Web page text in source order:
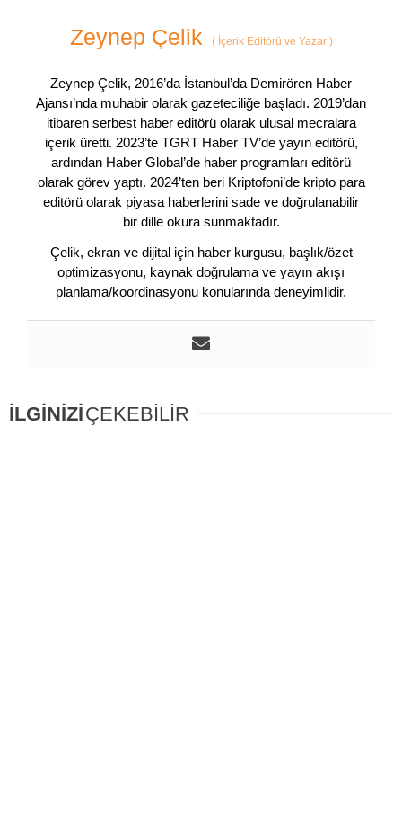
Zeynep Çelik (İçerik Editörü ve Yazar )
Zeynep Çelik, 2016’da İstanbul’da Demirören Haber
Ajansı’nda muhabir olarak gazeteciliğe başladı. 2019’dan
itibaren serbest haber editörü olarak ulusal mecralara
içerik üretti. 2023’te TGRT Haber TV’de yayın editörü,
ardından Haber Global’de haber programları editörü
olarak görev yaptı. 2024’ten beri Kriptofoni’de kripto para
editörü olarak piyasa haberlerini sade ve doğrulanabilir
bir dille okura sunmaktadır.
Çelik, ekran ve dijital için haber kurgusu, başlık/özet
optimizasyonu, kaynak doğrulama ve yayın akışı
planlama/koordinasyonu konularında deneyimlidir.
İLGİNİZİÇEKEBİLİR